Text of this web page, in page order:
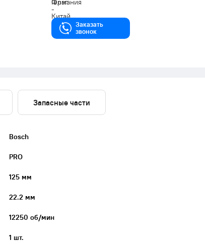
Заказать
звонок
Запасные части
Bosch
PRO
125 мм
22.2 мм
12250 об/мин
1 шт.